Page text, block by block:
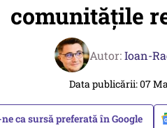
comunitățile
Autor:Ioan-
Data publicării: 07
ca sursă preferată în Google